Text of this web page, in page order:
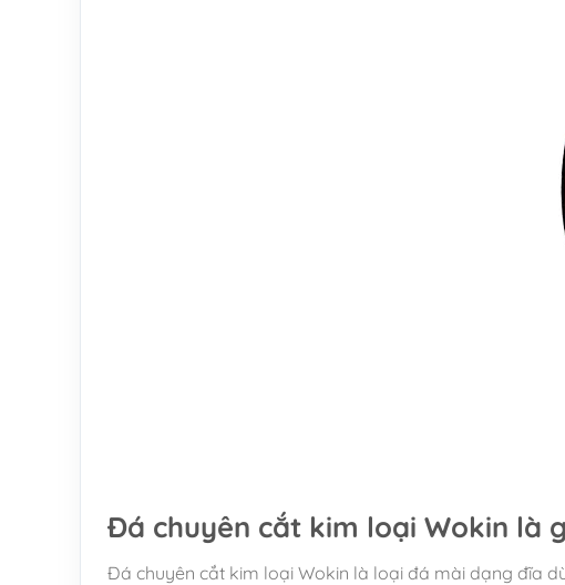
Đá chuyên cắt kim loại Wokin là
Đá chuyên cắt kim loại Wokin là loại đá mài dạng đĩa